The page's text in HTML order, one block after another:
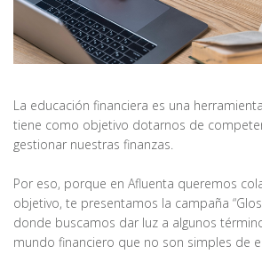
La educación financiera es una
tiene como objetivo dotarnos de
gestionar nuestras finanzas.
Por eso, porque en Afluenta queremos
objetivo, te presentamos la campaña
donde buscamos dar luz a algunos
mundo financiero que no son simples de